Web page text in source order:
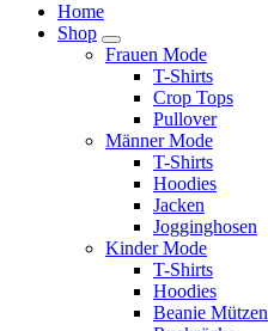
Home
Shop
Frauen Mode
T-Shirts
Crop Tops
Pullover
Männer Mode
T-Shirts
Hoodies
Jacken
Jogginghosen
Kinder Mode
T-Shirts
Hoodies
Beanie Mützen